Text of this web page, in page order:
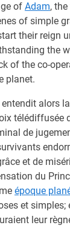
of Adam,
of simple
their reign
the
of the co-
planet.
entendit alors
télédiffusée
de
et de
du
époque
et simples;
leur